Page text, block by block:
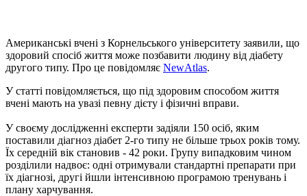
Американські вчені з Корнельського університету заявили, що
здоровий спосіб життя може позбавити людину від діабету
другого типу. Про це повідомляє NewAtlas.
У статті повідомляється, що під здоровим способом життя
вчені мають на увазі певну дієту і фізичні вправи.
У своєму дослідженні експерти задіяли 150 осіб, яким
поставили діагноз діабет 2-го типу не більше трьох років тому.
Їх середній вік становив - 42 роки. Групу випадковим чином
розділили надвоє: одні отримували стандартні препарати при
їх діагнозі, другі йшли інтенсивною програмою тренувань і
плану харчування.